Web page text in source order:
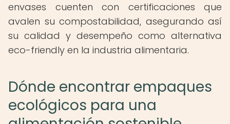
envases cuenten con certificaciones que
avalen su compostabilidad, asegurando así
su calidad y desempeño como alternativa
eco-friendly en la industria alimentaria.
Dónde encontrar empaques
ecológicos para una